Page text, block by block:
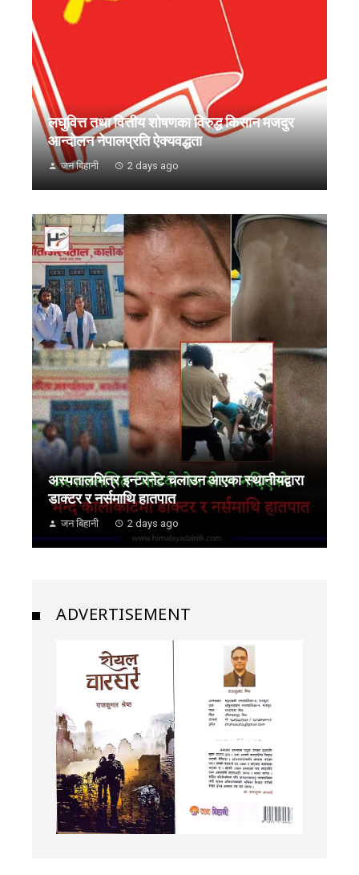
लघुवित्त तथा वित्तीय शोषणका विरुद्ध किसान मजदुर
आन्दोलन नेपालप्रति ऐक्यवद्धता
जन बिहानी 2 days ago
अस्पतालभित्र इन्टरनेट चलाउन आएका स्थानीयद्वारा
डाक्टर र नर्समाथि हातपात
जन बिहानी 2 days ago
ADVERTISEMENT